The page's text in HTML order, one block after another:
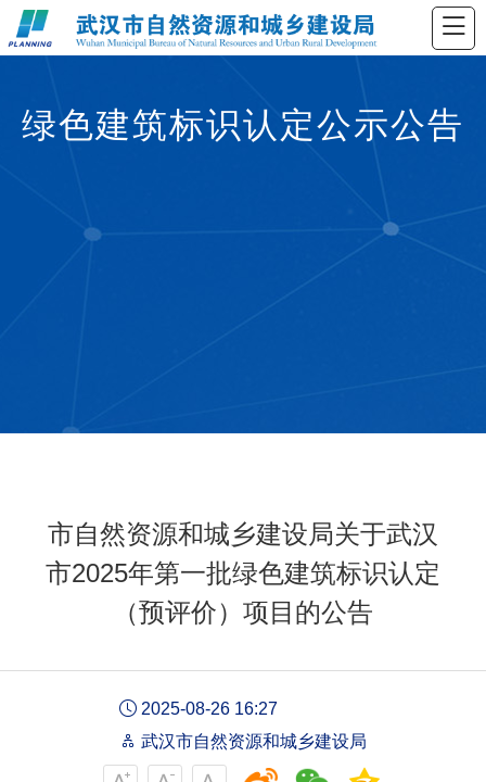
绿色建筑标识认定公示公告
市自然资源和城乡建设局关于武汉
市2025年第一批绿色建筑标识认定
（预评价）项目的公告
2025-08-26 16:27
武汉市自然资源和城乡建设局